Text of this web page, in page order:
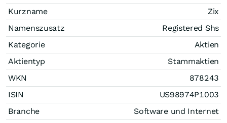
Kurzname
Zix
Namenszusatz
Registered Shs
Kategorie
Aktien
Aktientyp
Stammaktien
WKN
878243
ISIN
US98974P1003
Branche
Software und Internet